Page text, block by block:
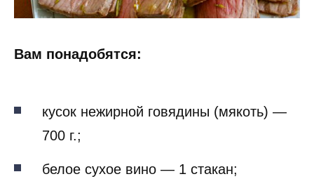
Вам понадобятся:
кусок нежирной говядины (мякоть) —
700 г.;
белое сухое вино — 1 стакан;